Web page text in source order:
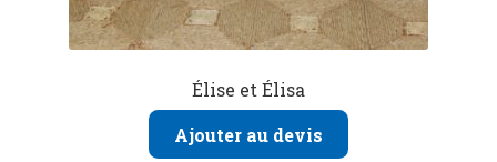
Élise et Élisa
Ajouter au devis